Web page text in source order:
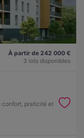
À partir de 242 000 €
3 lots disponibles
confort, praticité et